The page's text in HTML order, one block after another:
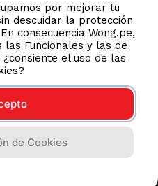
realizar transacciones
por mejorar tu
descuidar la protección
consecuencia Wong.pe,
las Funcionales y las de
el uso de las
de Cookies